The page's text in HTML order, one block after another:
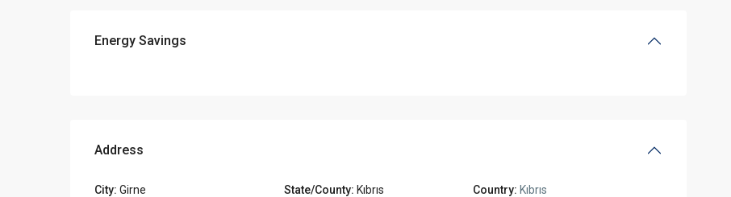
Energy Savings
Address
City: Girne State/County: Kıbrıs Country: Kıbrıs